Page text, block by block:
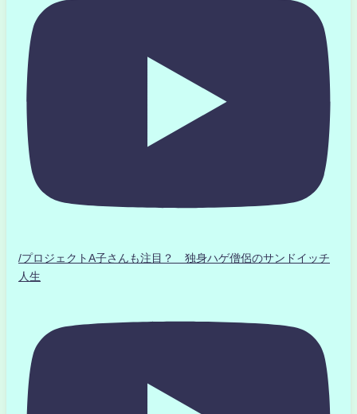
/プロジェクトA子さんも注目？ 独身ハゲ僧侶のサンドイッチ
人生